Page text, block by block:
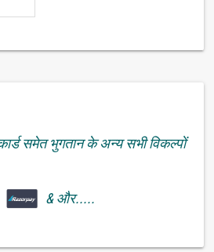
समेत भुगतान के अन्य सभी विकल्पों
& और.....